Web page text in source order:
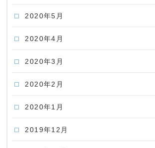
2020年5月
2020年4月
2020年3月
2020年2月
2020年1月
2019年12月